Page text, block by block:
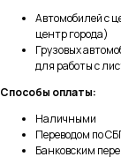
Автомобилей с
центр города)
Грузовых
для работы с
Способы оплаты:
Наличными
Переводом по
Банковским